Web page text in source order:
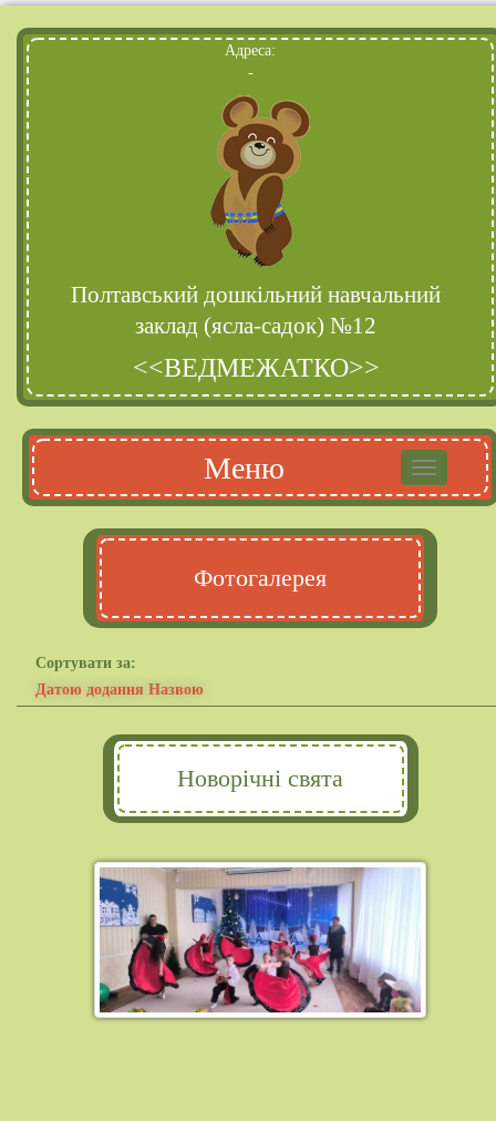
Адреса:
-
Полтавський дошкільний навчальний
заклад (ясла-садок) №12
<<ВЕДМЕЖАТКО>>
Меню
Фотогалерея
Сортувати за:
Датою додання Назвою
Новорічні свята